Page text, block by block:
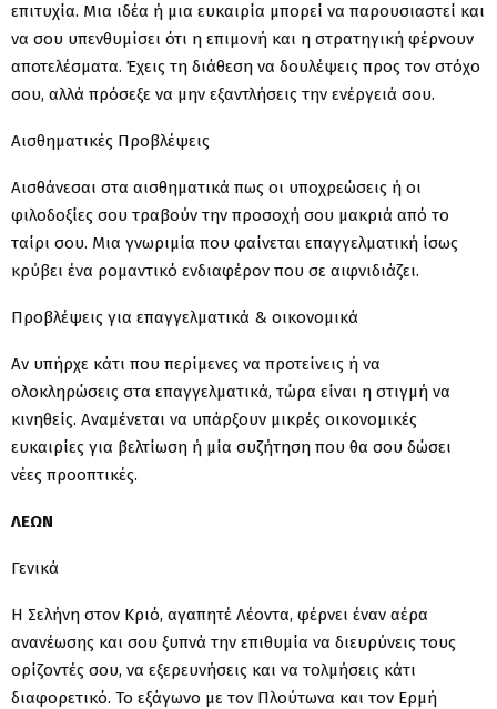
επιτυχία. Μια ιδέα ή μια ευκαιρία μπορεί να παρουσιαστεί και
να σου υπενθυμίσει ότι η επιμονή και η στρατηγική φέρνουν
αποτελέσματα. Έχεις τη διάθεση να δουλέψεις προς τον στόχο
σου, αλλά πρόσεξε να μην εξαντλήσεις την ενέργειά σου.
Αισθηματικές Προβλέψεις
Αισθάνεσαι στα αισθηματικά πως οι υποχρεώσεις ή οι
φιλοδοξίες σου τραβούν την προσοχή σου μακριά από το
ταίρι σου. Μια γνωριμία που φαίνεται επαγγελματική ίσως
κρύβει ένα ρομαντικό ενδιαφέρον που σε αιφνιδιάζει.
Προβλέψεις για επαγγελματικά & οικονομικά
Αν υπήρχε κάτι που περίμενες να προτείνεις ή να
ολοκληρώσεις στα επαγγελματικά, τώρα είναι η στιγμή να
κινηθείς. Αναμένεται να υπάρξουν μικρές οικονομικές
ευκαιρίες για βελτίωση ή μία συζήτηση που θα σου δώσει
νέες προοπτικές.
ΛΕΩΝ
Γενικά
Η Σελήνη στον Κριό, αγαπητέ Λέοντα, φέρνει έναν αέρα
ανανέωσης και σου ξυπνά την επιθυμία να διευρύνεις τους
ορίζοντές σου, να εξερευνήσεις και να τολμήσεις κάτι
διαφορετικό. Το εξάγωνο με τον Πλούτωνα και τον Ερμή